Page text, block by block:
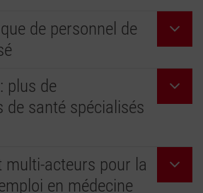
de personnel de
plus de
de santé spécialisés
multi-acteurs pour la
en médecine